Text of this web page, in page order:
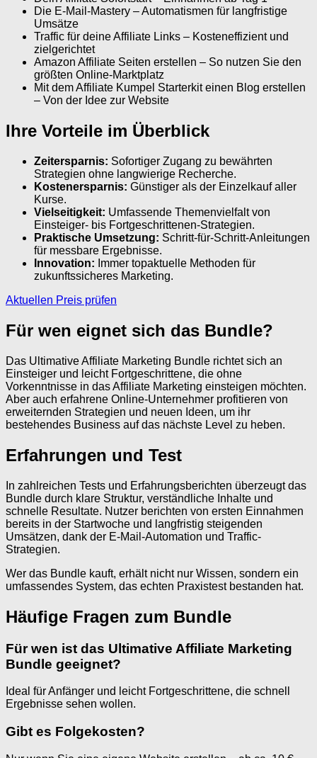
Die E-Mail-Mastery – Automatismen für langfristige
Umsätze
Traffic für deine Affiliate Links – Kosten­effizient und
zielgerichtet
Amazon Affiliate Seiten erstellen – So nutzen Sie den
größten Online-Marktplatz
Mit dem Affiliate Kumpel Starterkit einen Blog erstellen
– Von der Idee zur Website
Ihre Vorteile im Überblick
Zeitersparnis: Sofortiger Zugang zu bewährten
Strategien ohne langwierige Recherche.
Kostenersparnis: Günstiger als der Einzelkauf aller
Kurse.
Vielseitigkeit: Umfassende Themenvielfalt von
Einsteiger- bis Fortgeschrittenen-Strategien.
Praktische Umsetzung: Schritt-für-Schritt-Anleitungen
für messbare Ergebnisse.
Innovation: Immer topaktuelle Methoden für
zukunftssicheres Marketing.
Aktuellen Preis prüfen
Für wen eignet sich das Bundle?
Das Ultimative Affiliate Marketing Bundle richtet sich an
Einsteiger und leicht Fortgeschrittene, die ohne
Vorkenntnisse in das Affiliate Marketing einsteigen möchten.
Aber auch erfahrene Online-Unternehmer profitieren von
erweiternden Strategien und neuen Ideen, um ihr
bestehendes Business auf das nächste Level zu heben.
Erfahrungen und Test
In zahlreichen Tests und Erfahrungsberichten überzeugt das
Bundle durch klare Struktur, verständliche Inhalte und
schnelle Resultate. Nutzer berichten von ersten Einnahmen
bereits in der Startwoche und langfristig steigenden
Umsätzen, dank der E-Mail-Automation und Traffic-
Strategien.
Wer das Bundle kauft, erhält nicht nur Wissen, sondern ein
umfassendes System, das echten Praxistest bestanden hat.
Häufige Fragen zum Bundle
Für wen ist das Ultimative Affiliate Marketing
Bundle geeignet?
Ideal für Anfänger und leicht Fortgeschrittene, die schnell
Ergebnisse sehen wollen.
Gibt es Folgekosten?